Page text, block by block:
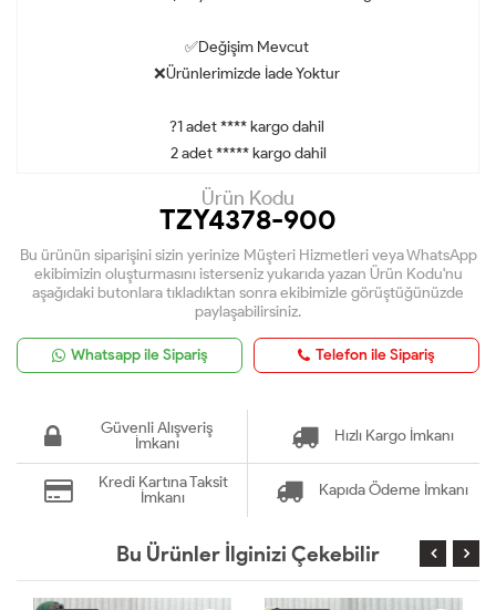
✅Değişim Mevcut
❌Ürünlerimizde İade Yoktur
?1 adet **** kargo dahil
2 adet ***** kargo dahil
Ürün Kodu
TZY4378-900
Bu ürünün siparişini sizin yerinize Müşteri Hizmetleri veya WhatsApp
ekibimizin oluşturmasını isterseniz yukarıda yazan Ürün Kodu'nu
aşağıdaki butonlara tıkladıktan sonra ekibimizle görüştüğünüzde
paylaşabilirsiniz.
Whatsapp ile Sipariş Telefon ile Sipariş
Güvenli Alışveriş
İmkanı
Hızlı Kargo İmkanı
Kredi Kartına Taksit
İmkanı
Kapıda Ödeme İmkanı
Bu Ürünler İlginizi Çekebilir